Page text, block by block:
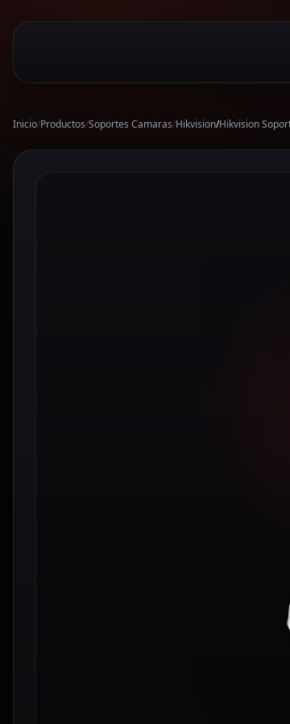
Inicio/Productos/Soportes Camaras/Hikvision/Hikvision